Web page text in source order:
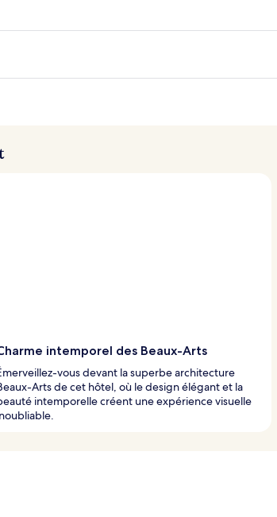
intemporel des Beaux-Arts
vous devant la superbe architecture
Arts de cet hôtel, où le design élégant et la
intemporelle créent une expérience visuelle